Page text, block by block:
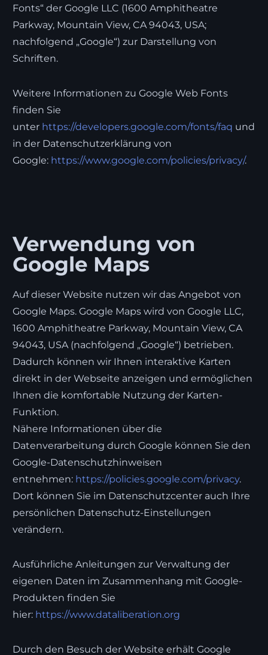
Fonts“ der Google LLC (1600 Amphitheatre
Parkway, Mountain View, CA 94043, USA;
nachfolgend „Google“) zur Darstellung von
Schriften.
Weitere Informationen zu Google Web Fonts
finden Sie
unter https://developers.google.com/fonts/faq und
in der Datenschutzerklärung von
Google: https://www.google.com/policies/privacy/.
Verwendung von
Google Maps
Auf dieser Website nutzen wir das Angebot von
Google Maps. Google Maps wird von Google LLC,
1600 Amphitheatre Parkway, Mountain View, CA
94043, USA (nachfolgend „Google“) betrieben.
Dadurch können wir Ihnen interaktive Karten
direkt in der Webseite anzeigen und ermöglichen
Ihnen die komfortable Nutzung der Karten-
Funktion.
Nähere Informationen über die
Datenverarbeitung durch Google können Sie den
Google-Datenschutzhinweisen
entnehmen: https://policies.google.com/privacy.
Dort können Sie im Datenschutzcenter auch Ihre
persönlichen Datenschutz-Einstellungen
verändern.
Ausführliche Anleitungen zur Verwaltung der
eigenen Daten im Zusammenhang mit Google-
Produkten finden Sie
hier: https://www.dataliberation.org
Durch den Besuch der Website erhält Google